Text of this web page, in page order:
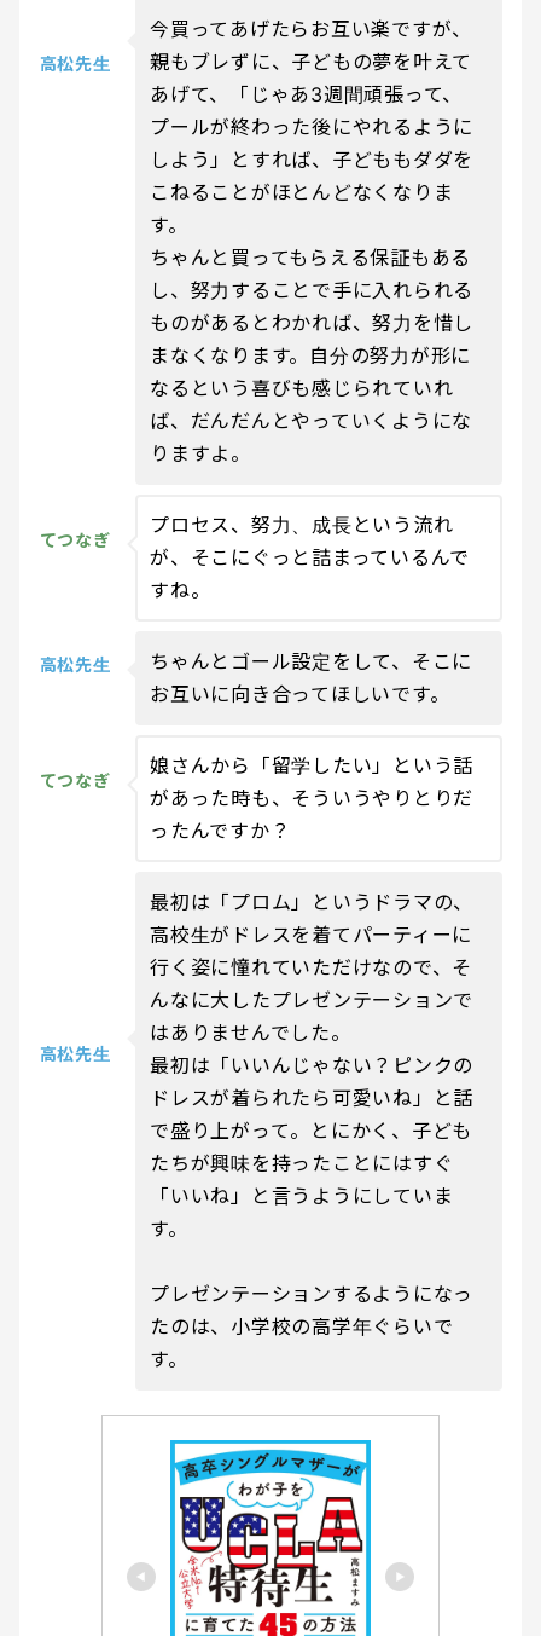
高松先生
今買ってあげたらお互い楽ですが、
親もブレずに、子どもの夢を叶えて
あげて、「じゃあ3週間頑張って、
プールが終わった後にやれるように
しよう」とすれば、子どももダダを
こねることがほとんどなくなりま
す。
ちゃんと買ってもらえる保証もある
し、努力することで手に入れられる
ものがあるとわかれば、努力を惜し
まなくなります。自分の努力が形に
なるという喜びも感じられていれ
ば、だんだんとやっていくようにな
りますよ。
てつなぎ
プロセス、努力、成長という流れ
が、そこにぐっと詰まっているんで
すね。
高松先生
ちゃんとゴール設定をして、そこに
お互いに向き合ってほしいです。
てつなぎ
娘さんから「留学したい」という話
があった時も、そういうやりとりだ
ったんですか？
高松先生
最初は「プロム」というドラマの、
高校生がドレスを着てパーティーに
行く姿に憧れていただけなので、そ
んなに大したプレゼンテーションで
はありませんでした。
最初は「いいんじゃない？ピンクの
ドレスが着られたら可愛いね」と話
で盛り上がって。とにかく、子ども
たちが興味を持ったことにはすぐ
「いいね」と言うようにしていま
す。
プレゼンテーションするようになっ
たのは、小学校の高学年ぐらいで
す。